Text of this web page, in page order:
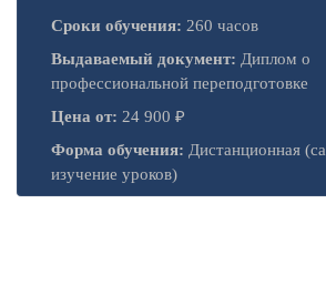
Сроки обучения: 260 часов
Выдаваемый документ: Диплом о
профессиональной переподготовке
Цена от: 24 900 ₽
Форма обучения: Дистанционная
изучение уроков)